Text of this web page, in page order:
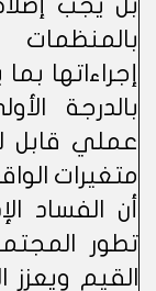
بل يجب
بالمنظمات
إجراءاتها
بالدرجة
عملي قابل
متغيرات
أن الفساد
تطور
القيم ويعزز